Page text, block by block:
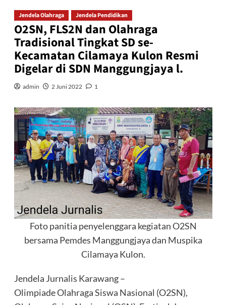
Jendela Olahraga Jendela Pendidikan
O2SN, FLS2N dan Olahraga
Tradisional Tingkat SD se-
Kecamatan Cilamaya Kulon Resmi
Digelar di SDN Manggungjaya l.
admin 2 Juni 2022 1
Foto panitia penyelenggara kegiatan O2SN
bersama Pemdes Manggungjaya dan Muspika
Cilamaya Kulon.
Jendela Jurnalis Karawang –
Olimpiade Olahraga Siswa Nasional (O2SN),